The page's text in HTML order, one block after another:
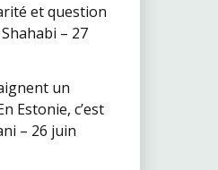
et question
– 27
un
Estonie, c’est
– 26 juin